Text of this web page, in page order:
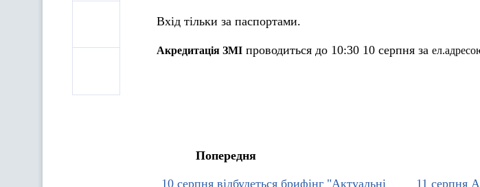
Вхід тільки за паспортами.
Акредитація ЗМІ проводиться до 10:30 10 серпня за
Попередня
10 серпня відбудеться брифінг "Актуальні
11 серпня